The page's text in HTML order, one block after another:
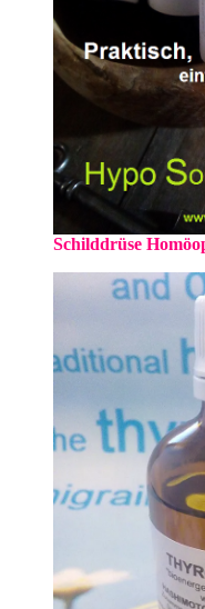
Schilddrüse